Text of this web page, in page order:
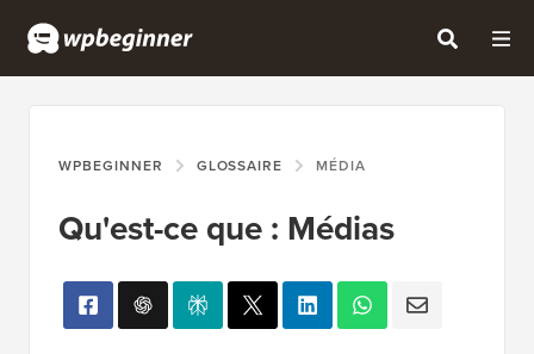
WPBEGINNER GLOSSAIRE MÉDIA
Qu'est-ce que : Médias